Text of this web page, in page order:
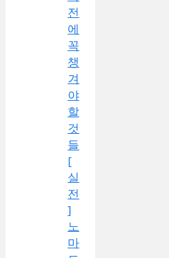
전
에
꼭
챙
겨
야
할
것
들
[
실
전
]
노
마